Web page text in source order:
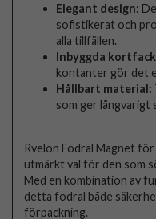
Elegant design:
sofistikerat och
alla tillfällen.
Inbyggda
kontanter gör det
Hållbart material:
som ger långvarigt
Rvelon Fodral Magnet för
utmärkt val för den som
Med en kombination av
detta fodral både
förpackning.